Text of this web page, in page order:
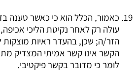
כאמור, הכלל הוא כי כאשר טענה
עולה רק לאחר נקיטת הליכי
הזר/ה; שכן, בהעדר ראיות מוצקות
הקשר אינו קשר אמיתי המצדיק
לומר כי מדובר בקשר פיקטיבי.